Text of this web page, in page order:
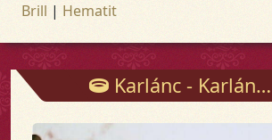
Brill | Hematit
Karlánc - Karlánc - Arany és ezüst ékszerek